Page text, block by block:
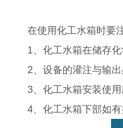
在使用化工水箱时要
1、化工水箱在储存
2、设备的灌注与输
3、化工水箱安装使
4、化工水箱下部如